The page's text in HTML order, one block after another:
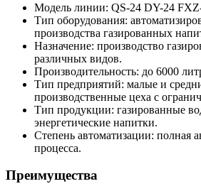
Модель линии: QS-24 DY-24
Тип оборудования:
производства газированных
Назначение: производство
различных видов.
Производительность: до 6000
Тип предприятий: малые и
производственные цеха с
Тип продукции: газированные
энергетические напитки.
Степень автоматизации: полная
процесса.
Преимущества